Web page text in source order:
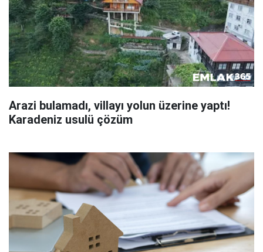
Arazi bulamadı, villayı yolun üzerine yaptı!
Karadeniz usulü çözüm